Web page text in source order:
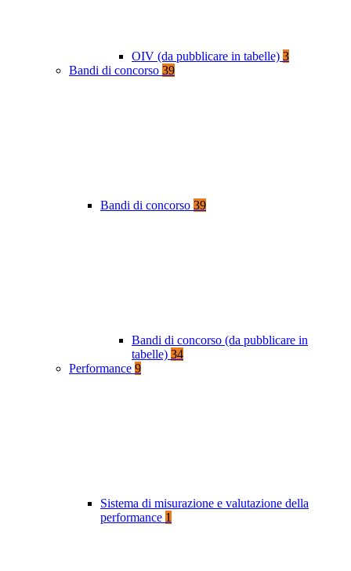
OIV (da pubblicare in tabelle) 3
Bandi di concorso 39
Bandi di concorso 39
Bandi di concorso (da pubblicare in
tabelle) 34
Performance 9
Sistema di misurazione e valutazione della
performance 1